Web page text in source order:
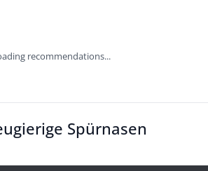
recommendations...
Spürnasen